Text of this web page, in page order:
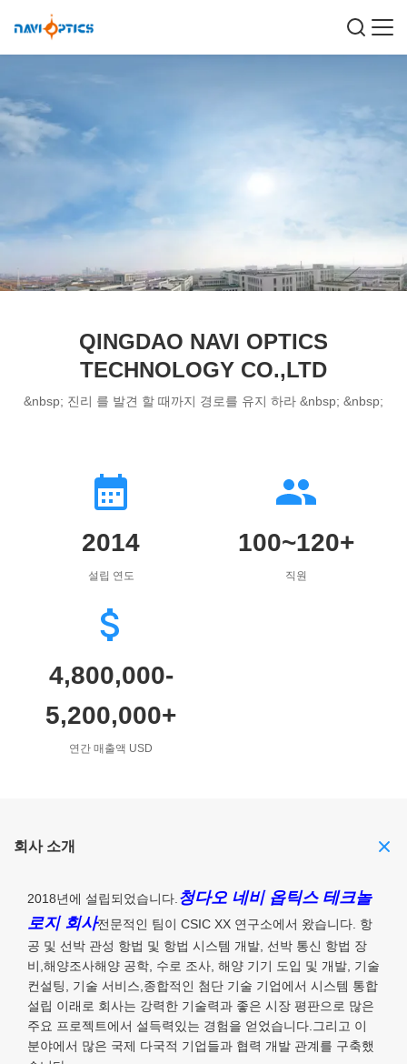
QINGDAO NAVI OPTICS
TECHNOLOGY CO.,LTD
&nbsp; 진리 를 발견 할 때까지 경로를 유지 하라 &nbsp; &nbsp;
2014
설립 연도
100~120+
직원
4,800,000-
5,200,000+
연간 매출액 USD
회사 소개
2018년에 설립되었습니다. 청다오 네비 옵틱스 테크놀
로지 회사전문적인 팀이 CSIC XX 연구소에서 왔습니다. 항
공 및 선박 관성 항법 및 항법 시스템 개발, 선박 통신 항법 장
비,해양조사해양 공학, 수로 조사, 해양 기기 도입 및 개발, 기술
컨설팅, 기술 서비스,종합적인 첨단 기술 기업에서 시스템 통합
설립 이래로 회사는 강력한 기술력과 좋은 시장 평판으로 많은
주요 프로젝트에서 설득력있는 경험을 얻었습니다.그리고 이
분야에서 많은 국제 다국적 기업들과 협력 개발 관계를 구축했